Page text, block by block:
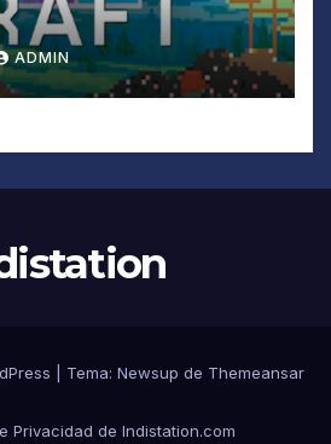
ADMIN
Tema: Newsup de Themeansar
Privacidad de Indistation.com